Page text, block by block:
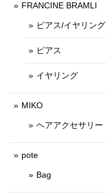
FRANCINE BRAMLI
ピアス/イヤリング
ピアス
イヤリング
MIKO
ヘアアクセサリー
pote
Bag